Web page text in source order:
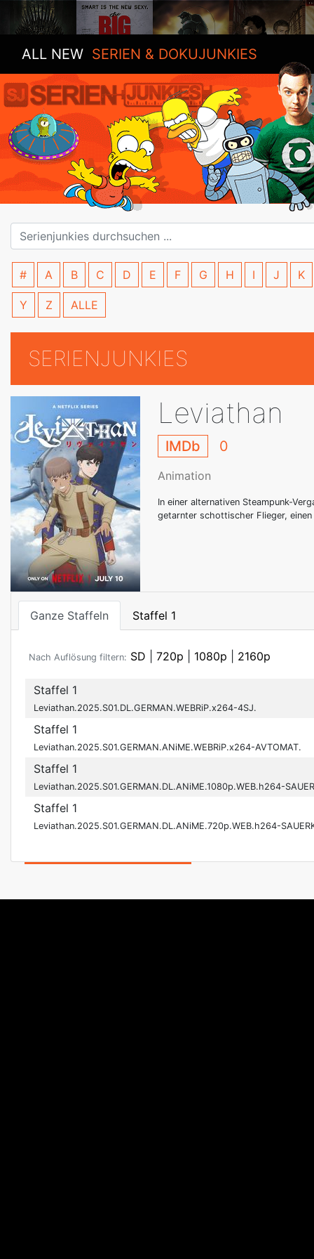
ALL NEW SERIEN & DOKUJUNKIES
# A B C D E F G H I J K
Y Z ALLE
SERIENJUNKIES
Leviathan
IMDb 0
Animation
In einer alternativen Steampunk-
getarnter schottischer Flieger,
Ganze Staffeln Staffel 1
Nach Auflösung filtern: SD 720p 1080p 2160p
Staffel 1
Leviathan.2025.S01.DL.GERMAN.WEBRiP.x264-4SJ.
Staffel 1
Leviathan.2025.S01.GERMAN.ANiME.WEBRiP.x264-AVTOMAT.
Staffel 1
Leviathan.2025.S01.GERMAN.DL.ANiME.1080p.WEB.h264-
Staffel 1
Leviathan.2025.S01.GERMAN.DL.ANiME.720p.WEB.h264-